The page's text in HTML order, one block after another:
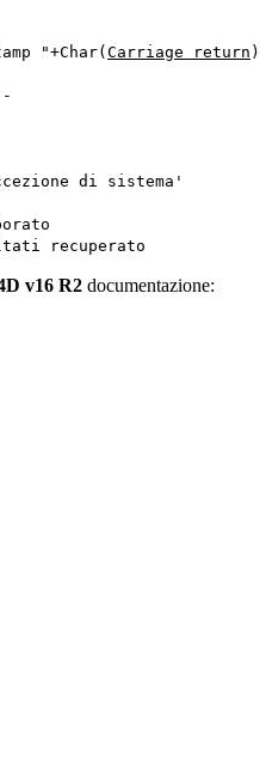
"+Char( Carriage return )
di sistema'
recuperato
v16 R2 documentazione: